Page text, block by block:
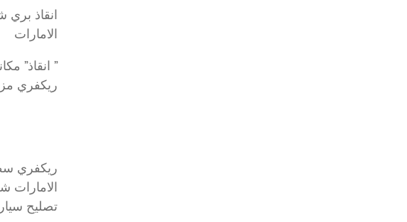
انقاذ بري
الامارات
ريكفري
ريكفري
الامارات
تصليح